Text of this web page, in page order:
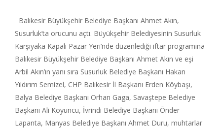
Balıkesir Büyükşehir Belediye Başkanı Ahmet Akın,
Susurluk’ta orucunu açtı. Büyükşehir Belediyesinin Susurluk
Karşıyaka Kapalı Pazar Yeri’nde düzenlediği iftar programına
Balıkesir Büyükşehir Belediye Başkanı Ahmet Akın ve eşi
Arbil Akın’ın yanı sıra Susurluk Belediye Başkanı Hakan
Yıldırım Semizel, CHP Balıkesir İl Başkanı Erden Köybaşı,
Balya Belediye Başkanı Orhan Gaga, Savaştepe Belediye
Başkanı Ali Koyuncu, İvrindi Belediye Başkanı Önder
Lapanta, Manyas Belediye Başkanı Ahmet Duru, muhtarlar